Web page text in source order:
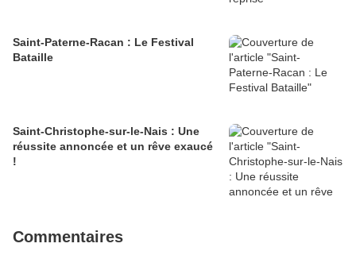
Saint-Paterne-Racan : Le Festival
Bataille
Saint-Christophe-sur-le-Nais : Une
réussite annoncée et un rêve exaucé
!
Commentaires